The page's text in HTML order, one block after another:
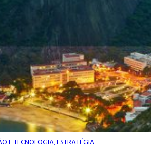
E TECNOLOGIA, ESTRATÉGIA